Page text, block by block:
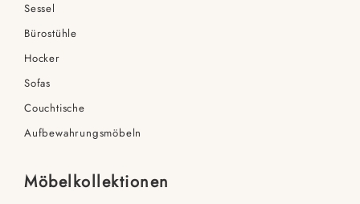
Sessel
Bürostühle
Hocker
Sofas
Couchtische
Aufbewahrungsmöbeln
Möbelkollektionen